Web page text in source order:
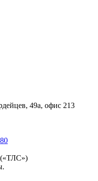
49а, офис 213
(«ТЛС»)